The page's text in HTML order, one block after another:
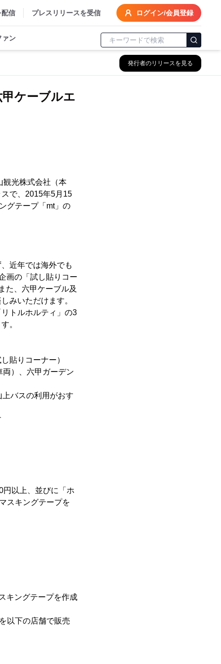
配信 プレスリリースを受信 ログイン/会員登録
ァン
発行者のリリースを見る
甲ケーブルエ
観光株式会社（本
で、2015年5月15
グテープ「mt」の
近年では海外でも
画の「試し貼りコー
た、六甲ケーブル及
みいただけます。
トルホルティ」の3
。
貼りコーナー）
）、六甲ガーデン
バスの利用がおす
円以上、並びに「ホ
スキングテープを
キングテープを作成
以下の店舗で販売